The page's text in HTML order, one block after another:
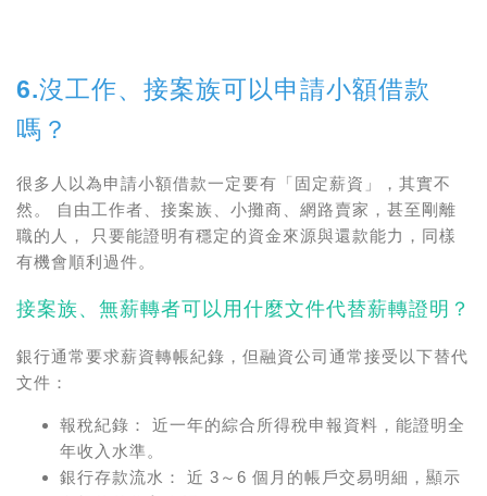
6.沒工作、接案族可以申請小額借款
嗎？
很多人以為申請小額借款一定要有「固定薪資」，其實不
然。 自由工作者、接案族、小攤商、網路賣家，甚至剛離
職的人， 只要能證明有穩定的資金來源與還款能力，同樣
有機會順利過件。
接案族、無薪轉者可以用什麼文件代替薪轉證明？
銀行通常要求薪資轉帳紀錄，但融資公司通常接受以下替代
文件：
報稅紀錄：
近一年的綜合所得稅申報資料，能證明全
年收入水準。
銀行存款流水：
近 3～6 個月的帳戶交易明細，顯示